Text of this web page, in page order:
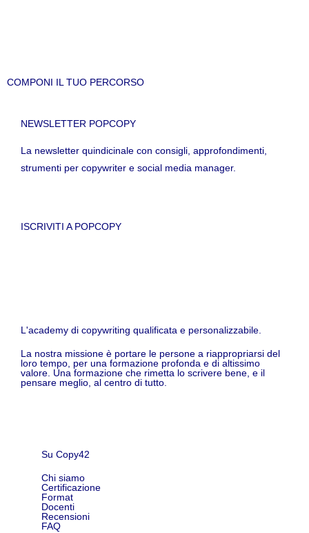
COMPONI IL TUO PERCORSO
NEWSLETTER POPCOPY
La newsletter quindicinale con consigli, approfondimenti,
strumenti per copywriter e social media manager.
ISCRIVITI A POPCOPY
L'academy di copywriting qualificata e personalizzabile.
La nostra missione è portare le persone a riappropriarsi del
loro tempo, per una formazione profonda e di altissimo
valore. Una formazione che rimetta lo scrivere bene, e il
pensare meglio, al centro di tutto.
Su Copy42
Chi siamo
Certificazione
Format
Docenti
Recensioni
FAQ